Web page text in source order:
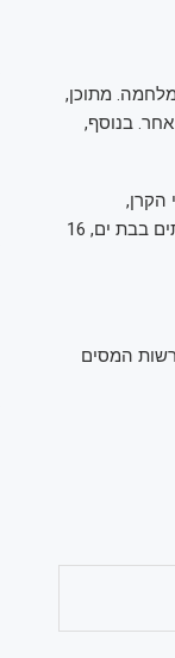
בגין נזקי המלחמה. מתוכן,
נזק לתכולה ורכוש אחר. בנוסף,
הקרן,
מהנדסים ושמאים. הפעילות מתבצעת בשיתוף הרשויות המקומיות. בין היתר פועלים 24 צוותים בבת ים, 16
רשות המסים